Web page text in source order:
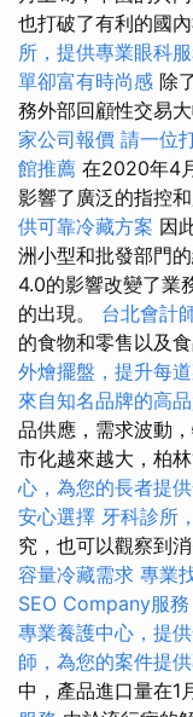
也打破了有利的國
所，提供專業眼科
單卻富有時尚感 除
務外部回顧性交易
家公司報價 請一位
館推薦 在2020年4
影響了廣泛的指控和
供可靠冷藏方案 因
洲小型和批發部門
4.0的影響改變了業
的出現。 台北會計
的食物和零售以及
外燴擺盤，提升每
來自知名品牌的高
品供應，需求波動
市化越來越大，柏
心，為您的長者提
安心選擇 牙科診所
究，也可以觀察到
容量冷藏需求 專業
SEO Company服務
專業養護中心，提
師，為您的案件提
中，產品進口量在1